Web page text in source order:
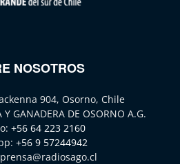
NOSOTROS
904, Osorno, Chile
Y GANADERA DE OSORNO A.G.
+56 64 223 2160
+56 9 57244942
prensa@radiosago.cl